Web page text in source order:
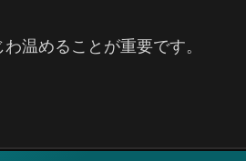
温めることが重要です。